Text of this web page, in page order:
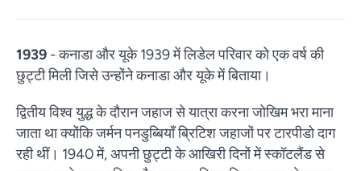
1939 - कनाडा और यूके 1939 में लिडेल परिवार को एक वर्ष की
छुट्टी मिली जिसे उन्होंने कनाडा और यूके में बिताया।
द्वितीय विश्व युद्ध के दौरान जहाज से यात्रा करना जोखिम भरा माना
जाता था क्योंकि जर्मन पनडुब्बियाँ ब्रिटिश जहाजों पर टारपीडो दाग
रही थीं। 1940 में, अपनी छुट्टी के आखिरी दिनों में स्कॉटलैंड से